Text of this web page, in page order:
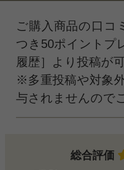
ご購入商品の口コ
つき50ポイントプ
履歴］より投稿が
※多重投稿や対象
与されませんので
総合評価